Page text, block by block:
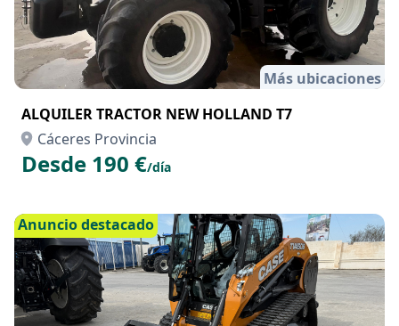
Más ubicaciones
ALQUILER TRACTOR NEW HOLLAND T7
Cáceres Provincia
Desde 190 €/día
Anuncio destacado